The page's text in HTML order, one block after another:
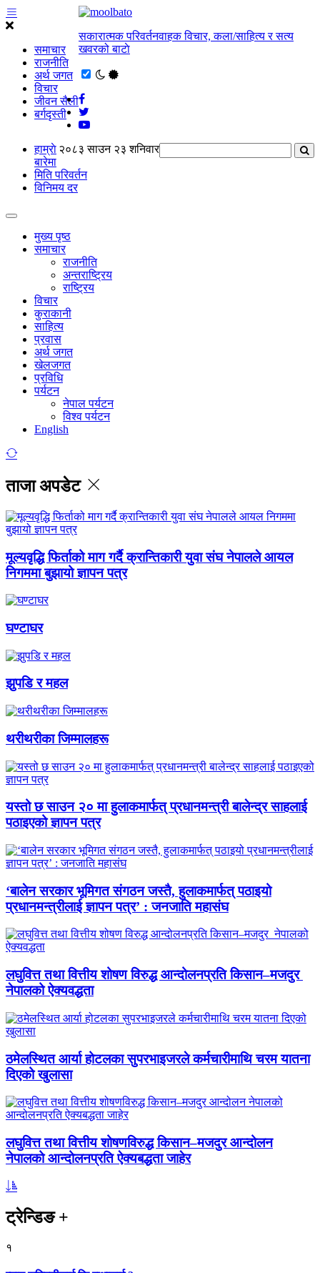
समाचार
राजनीति
अर्थ जगत
विचार
जीवन सैली
बर्गदृस्ती
सकारात्मक परिवर्तनवाहक विचार, कला/साहित्य र सत्य
खवरको बाटाे
२०८३ साउन २३ शनिवार
हाम्राे
बारेमा
मिति परिवर्तन
विनिमय दर
मुख्य पृष्ठ
समाचार
राजनीति
अन्तराष्ट्रिय
राष्ट्रिय
विचार
कुराकानी
साहित्य
प्रवास
अर्थ जगत
खेलजगत
प्रविधि
पर्यटन
नेपाल पर्यटन
विश्व पर्यटन
English
ताजा अपडेट
मूल्यवृद्धि फिर्ताको माग गर्दै क्रान्तिकारी युवा संघ नेपालले आयल
निगममा बुझायो ज्ञापन पत्र
घण्टाघर
झुपडि र महल
थरीथरीका जिम्मालहरू
यस्तो छ साउन २० मा हुलाकमार्फत् प्रधानमन्त्री बालेन्द्र साहलाई
पठाइएको ज्ञापन पत्र
‘बालेन सरकार भूमिगत संगठन जस्तै, हुलाकमार्फत् पठाइयो
प्रधानमन्त्रीलाई ज्ञापन पत्र’ : जनजाति महासंघ
लघुवित्त तथा वित्तीय शोषण विरुद्ध आन्दोलनप्रति किसान–मजदुर
नेपालको ऐक्यवद्धता
ठमेलस्थित आर्या होटलका सुपरभाइजरले कर्मचारीमाथि चरम यातना
दिएको खुलासा
लघुवित्त तथा वित्तीय शोषणविरुद्ध किसान–मजदुर आन्दोलन
नेपालको आन्दोलनप्रति ऐक्यबद्धता जाहेर
ट्रेन्डिङ+
१